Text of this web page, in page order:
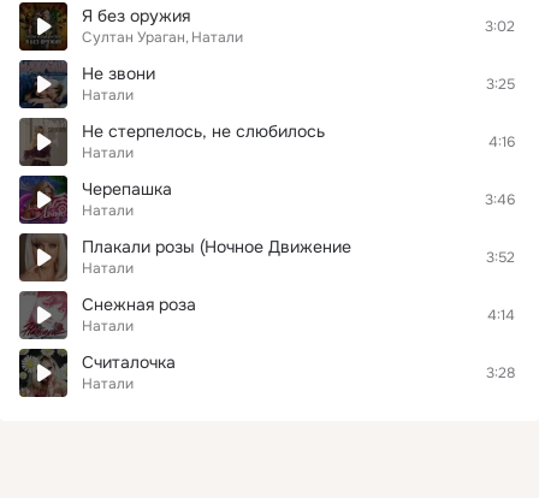
Я без оружия
Султан Ураган Натали
3:02
Не звони
Натали
3:25
Не стерпелось, не слюбилось
Натали
4:16
Черепашка
Натали
3:46
Плакали розы (Ночное Движение
Натали
3:52
Снежная роза
Натали
4:14
Считалочка
Натали
3:28